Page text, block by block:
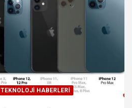
TEKNOLOJI HABERLERI